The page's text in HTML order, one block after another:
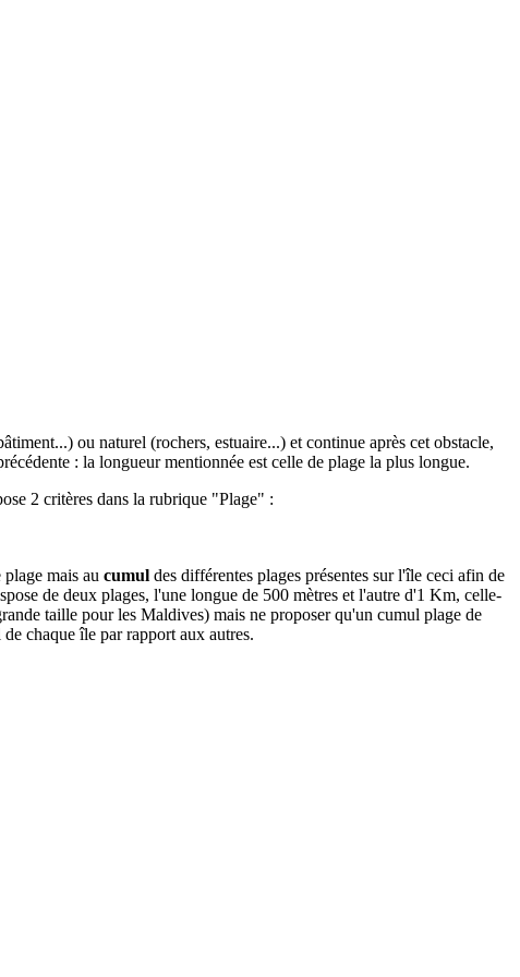
ou naturel (rochers, estuaire...) et continue après cet obstacle,
: la longueur mentionnée est celle de plage la plus longue.
2 critères dans la rubrique "Plage" :
mais au cumul des différentes plages présentes sur l'île ceci afin de
de deux plages, l'une longue de 500 mètres et l'autre d'1 Km, celle-
taille pour les Maldives) mais ne proposer qu'un cumul plage de
chaque île par rapport aux autres.